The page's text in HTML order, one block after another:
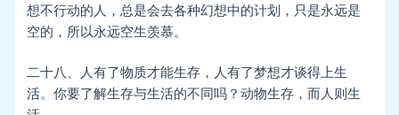
想不行动的人，总是会去各种幻想中的计划，只是永远是
空的，所以永远空生羡慕。
二十八、人有了物质才能生存，人有了梦想才谈得上生
活。你要了解生存与生活的不同吗？动物生存，而人则生